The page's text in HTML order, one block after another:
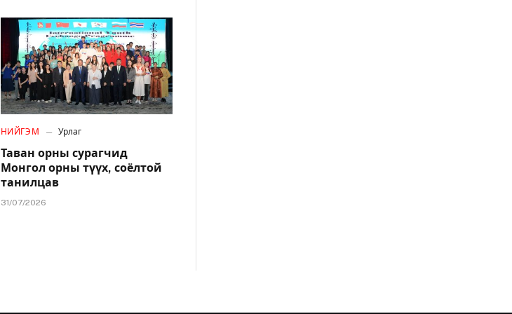
НИЙГЭМ Урлаг
Таван орны сурагчид
Монгол орны түүх, соёлтой
танилцав
31/07/2026